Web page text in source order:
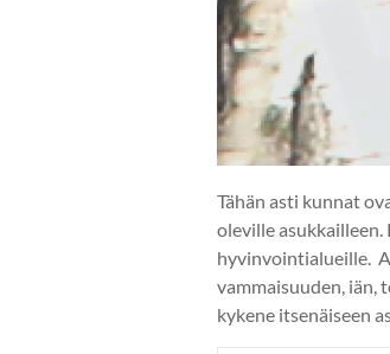
Tähän asti kunnat
oleville
hyvinvointialueille.
vammaisuuden, iän,
kykene itsenäiseen